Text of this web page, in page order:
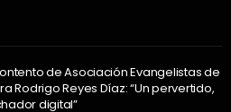
de Asociación Evangelistas de
Rodrigo Reyes Díaz: “Un pervertido,
digital”